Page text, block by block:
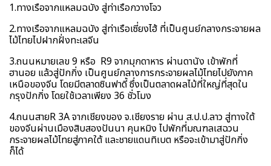
1.ทางเรือจากแหลมฉบัง สู่ท่าเรือกวางโจว
2.ทางเรือจากแหลมฉบัง สู่ท่าเรือเซี่ยงไฮ้ ที่เป็นศูนย์กลางกระจายผล
ไม้ไทยไปฝากฝั่งทะเลจีน
3.ถนนหมายเลข 9 หรือ R9 จากมุกดาหาร ผ่านดานัง เข้าพักที่
ฮานอย แล้วสู่ปักกิ่ง เป็นศูนย์กลางการกระจายผลไม้ไทยไปยังภาค
เหนือของจีน โดยมีตลาดซินฟาดี้ ซึ่งเป็นตลาดผลไม้ที่ใหญ่ที่สุดใน
กรุงปักกิ่ง โดยใช้เวลาเพียง 36 ชั่วโมง
4.ถนนสายR 3A จากเชียงของ จ.เชียงราย ผ่าน ส.ป.ป.ลาว สู่ทางใต้
ของจีนผ่านเมืองสิบสองปันนา คุนหมิง ไปพักที่มณฑลเสฉวน
กระจายผลไม้ไทยสู่ภาคใต้ และชายแดนทิเบต หรือจะเข้ามาสู่ปักกิ่ง
ก็ได้